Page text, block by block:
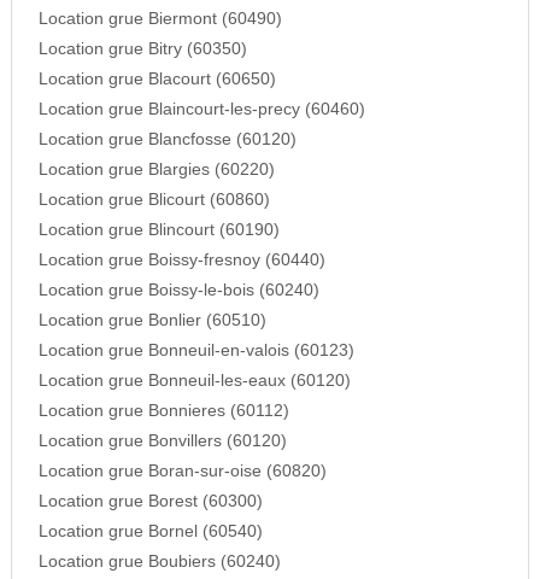
Location grue Biermont (60490)
Location grue Bitry (60350)
Location grue Blacourt (60650)
Location grue Blaincourt-les-precy (60460)
Location grue Blancfosse (60120)
Location grue Blargies (60220)
Location grue Blicourt (60860)
Location grue Blincourt (60190)
Location grue Boissy-fresnoy (60440)
Location grue Boissy-le-bois (60240)
Location grue Bonlier (60510)
Location grue Bonneuil-en-valois (60123)
Location grue Bonneuil-les-eaux (60120)
Location grue Bonnieres (60112)
Location grue Bonvillers (60120)
Location grue Boran-sur-oise (60820)
Location grue Borest (60300)
Location grue Bornel (60540)
Location grue Boubiers (60240)